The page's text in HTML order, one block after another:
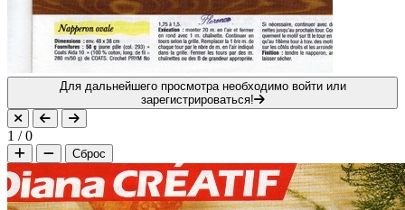
Для дальнейшего просмотра необходимо войти или
зарегистрироваться!
1 /0
Сброс